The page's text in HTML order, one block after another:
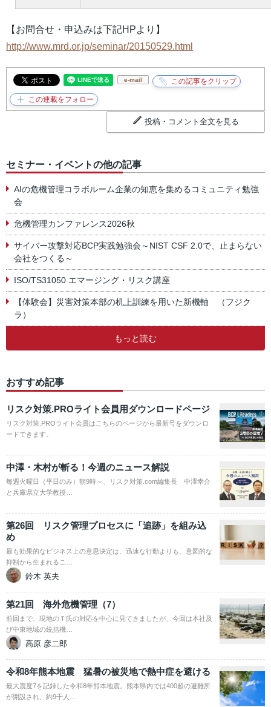
【お問合せ・申込みは下記HPより】
http://www.mrd.or.jp/seminar/20150529.html
e-mail
投稿・コメント全文を見る
セミナー・イベントの他の記事
AIの危機管理コラボルーム企業の知恵を集めるコミュニティ勉強
会
危機管理カンファレンス2026秋
サイバー攻撃対応BCP実践勉強会～NIST CSF 2.0で、止まらない
会社をつくる～
ISO/TS31050 エマージング・リスク講座
【体験会】災害対策本部の机上訓練を用いた新機軸 （フジク
ラ）
もっと読む
おすすめ記事
リスク対策.PROライト会員用ダウンロードページ
リスク対策.PROライト会員はこちらのページから最新号をダウンロ
ードできます。
中澤・木村が斬る！今週のニュース解説
毎週火曜日（平日のみ）朝9時～、リスク対策.com編集長 中澤幸介
と兵庫県立大学教授…
第26回 リスク管理プロセスに「追跡」を組み込
め
最も効果的なビジネス上の意思決定は、迅速な行動よりも、意図的な
抑制から生まれるこ…
鈴木 英夫
第21回 海外危機管理（7）
前回まで、現地のＴ氏の対応を中心に見てきましたが、今回は本社及
び中東地域の統括機…
高原 彦二郎
令和8年熊本地震 猛暑の被災地で熱中症を避ける
最大震度7を記録した令和8年熊本地震。熊本県内では400超の避難所
が開設され、約9千人…